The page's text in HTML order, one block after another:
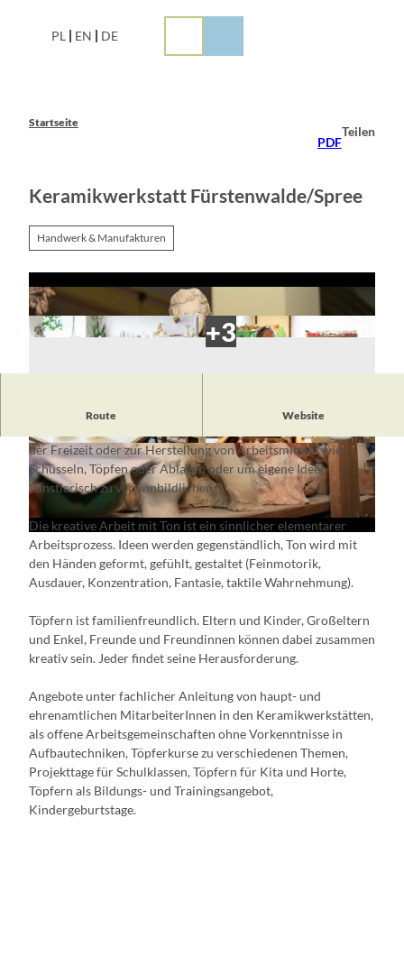
PL EN DE
Startseite
PDF
Teilen
Keramikwerkstatt Fürstenwalde/Spree
Handwerk & Manufakturen
i
d
e
o
a
b
s
p
e
l
n
© Florian Läufer, Lizenz: Foto Seenland Oder-S
pree
© Florian Läufer, Lizenz: Seenland Oder-Spree
Route Website
"Töpfern kann jeder" - unter diesem Motto wird in die
der Freizeit oder zur Herstellung von Arbeitsmitteln wie
Schüsseln, Töpfen oder Ablagen oder um eigene Ideen
künstlerisch zu versinnbildlichen.
Die kreative Arbeit mit Ton ist ein sinnlicher elementarer
Arbeitsprozess. Ideen werden gegenständlich, Ton wird mit
den Händen geformt, gefühlt, gestaltet (Feinmotorik,
Ausdauer, Konzentration, Fantasie, taktile Wahrnehmung).
Töpfern ist familienfreundlich. Eltern und Kinder, Großeltern
und Enkel, Freunde und Freundinnen können dabei zusammen
kreativ sein. Jeder findet seine Herausforderung.
Angebote unter fachlicher Anleitung von haupt- und
ehrenamtlichen MitarbeiterInnen in den Keramikwerkstätten,
als offene Arbeitsgemeinschaften ohne Vorkenntnisse in
Aufbautechniken, Töpferkurse zu verschiedenen Themen,
Projekttage für Schulklassen, Töpfern für Kita und Horte,
Töpfern als Bildungs- und Trainingsangebot,
Kindergeburtstage.